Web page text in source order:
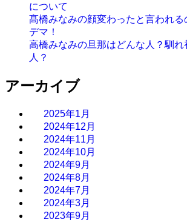
について
髙橋みなみの顔変わったと言われる
デマ！
高橋みなみの旦那はどんな人？馴
人？
アーカイブ
2025年1月
2024年12月
2024年11月
2024年10月
2024年9月
2024年8月
2024年7月
2024年3月
2023年9月